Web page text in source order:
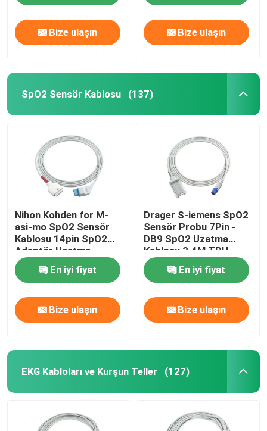
Bize ulaşın Bize ulaşın
SpO2 Sensör Kablosu (137)
Nihon Kohden for M-
asi-mo SpO2 Sensör
Kablosu 14pin SpO2
Adaptör Uzatma
Kablosu Hasta Kablosu
En iyi fiyat
Bize ulaşın
Drager S-iemens SpO2
Sensör Probu 7Pin -
DB9 SpO2 Uzatma
Kablosu 2.4M TPU
En iyi fiyat
Bize ulaşın
EKG Kabloları ve Kurşun Teller (127)